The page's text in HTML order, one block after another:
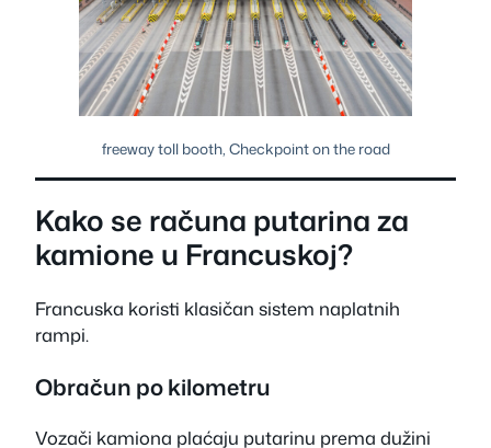
freeway toll booth, Checkpoint on the road
Kako se računa putarina za
kamione u Francuskoj?
Francuska koristi klasičan sistem naplatnih
rampi.
Obračun po kilometru
Vozači kamiona plaćaju putarinu prema dužini